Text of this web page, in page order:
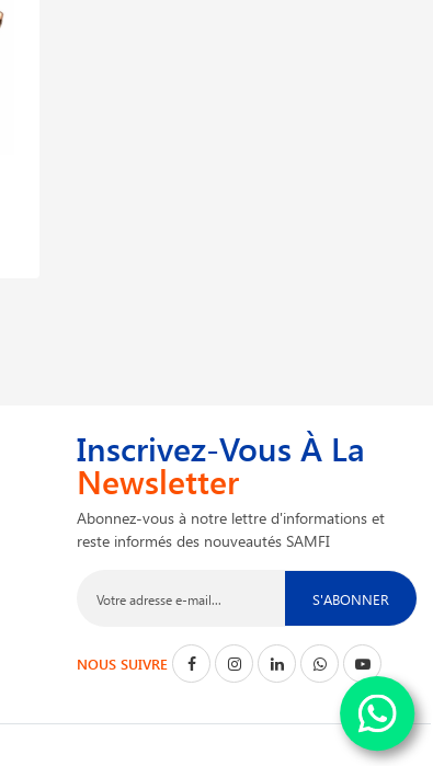
Inscrivez-Vous À La
Newsletter
Abonnez-vous à notre lettre d'informations et
reste informés des nouveautés SAMFI
S'ABONNER
NOUS SUIVRE